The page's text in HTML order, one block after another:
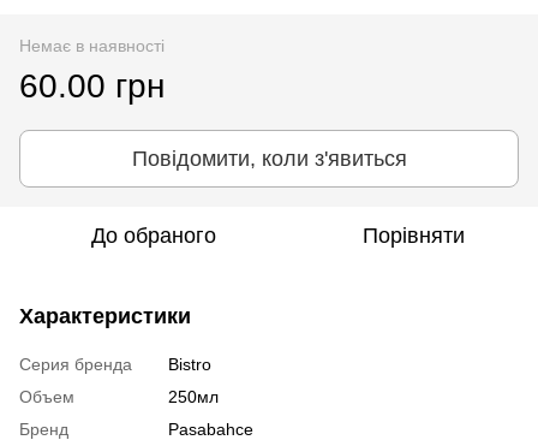
Немає в наявності
60.00 грн
Повідомити, коли з'явиться
До обраного Порівняти
Характеристики
Серия бренда
Bistro
Объем
250мл
Бренд
Pasabahce